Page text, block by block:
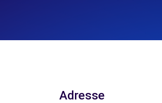
Adresse